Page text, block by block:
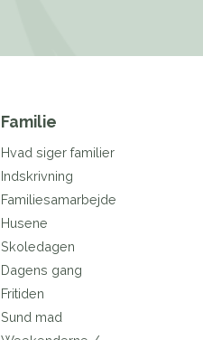
Familie
Hvad siger familier
Indskrivning
Familiesamarbejde
Husene
Skoledagen
Dagens gang
Fritiden
Sund mad